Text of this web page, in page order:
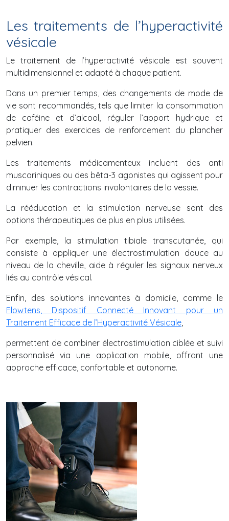
Les traitements de l’hyperactivité
vésicale
Le traitement de l’hyperactivité vésicale est souvent
multidimensionnel et adapté à chaque patient.
Dans un premier temps, des changements de mode de
vie sont recommandés, tels que limiter la consommation
de caféine et d’alcool, réguler l’apport hydrique et
pratiquer des exercices de renforcement du plancher
pelvien.
Les traitements médicamenteux incluent des anti
muscariniques ou des bêta-3 agonistes qui agissent pour
diminuer les contractions involontaires de la vessie.
La rééducation et la stimulation nerveuse sont des
options thérapeutiques de plus en plus utilisées.
Par exemple, la stimulation tibiale transcutanée, qui
consiste à appliquer une électrostimulation douce au
niveau de la cheville, aide à réguler les signaux nerveux
liés au contrôle vésical.
Enfin, des solutions innovantes à domicile, comme le
Flowtens, Dispositif Connecté Innovant pour un
Traitement Efficace de l’Hyperactivité Vésicale,
permettent de combiner électrostimulation ciblée et suivi
personnalisé via une application mobile, offrant une
approche efficace, confortable et autonome.